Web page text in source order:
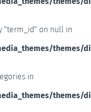
"term_id" on null in
themes/
in
themes/